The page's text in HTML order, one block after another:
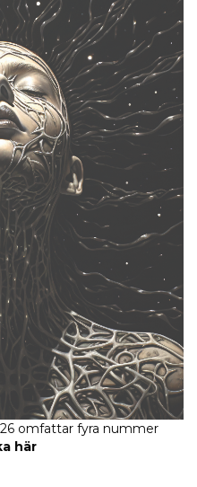
omfattar fyra nummer
här